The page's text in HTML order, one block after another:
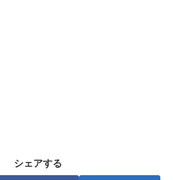
シェアする